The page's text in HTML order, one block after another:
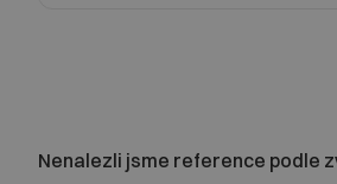
Nenalezli jsme reference podle